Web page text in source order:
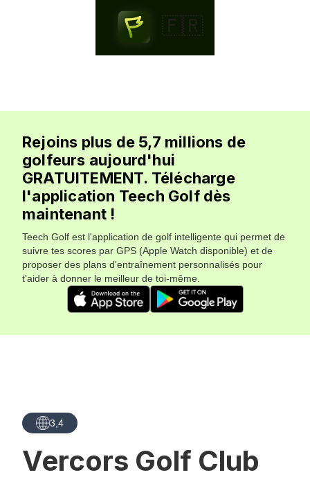
🇫🇷
Rejoins plus de 5,7 millions de
golfeurs aujourd'hui
GRATUITEMENT. Télécharge
l'application Teech Golf dès
maintenant !
Teech Golf est l'application de golf intelligente qui permet de
suivre tes scores par GPS (Apple Watch disponible) et de
proposer des plans d'entraînement personnalisés pour
t'aider à donner le meilleur de toi-même.
3,4
Vercors Golf Club